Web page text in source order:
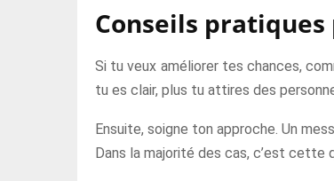
Conseils
Si tu veux améliorer tes chances,
tu es clair, plus tu attires des
Ensuite, soigne ton approche. Un
Dans la majorité des cas, c’est